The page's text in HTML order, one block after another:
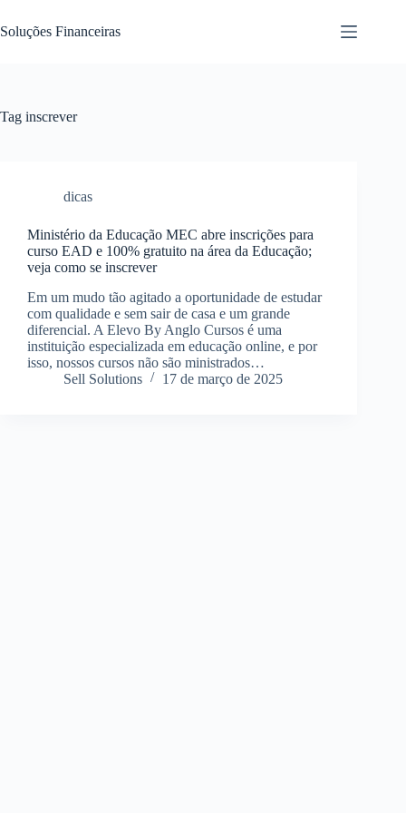
para
o
Soluções Financeiras
Tag inscrever
dicas
Ministério da Educação MEC abre inscrições para
curso EAD e 100% gratuito na área da Educação;
veja como se inscrever
Em um mudo tão agitado a oportunidade de estudar
com qualidade e sem sair de casa e um grande
diferencial. A Elevo By Anglo Cursos é uma
instituição especializada em educação online, e por
isso, nossos cursos não são ministrados…
Sell Solutions
17 de março de 2025